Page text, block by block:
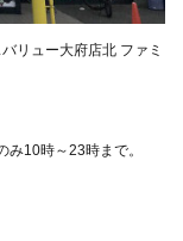
リュー大府店北 ファミ
10時～23時まで。